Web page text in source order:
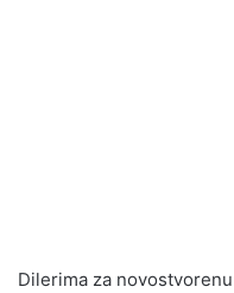
Dilerima za